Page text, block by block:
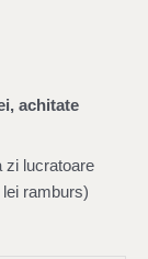
achitate
zi lucratoare
ramburs)